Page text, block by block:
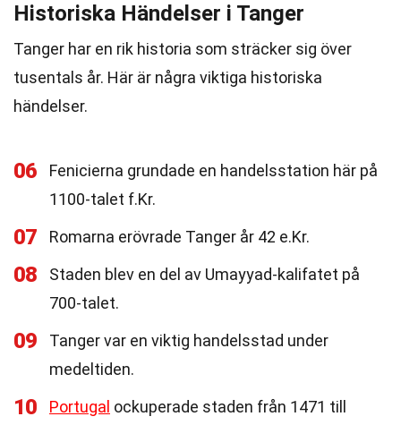
Historiska Händelser i Tanger
Tanger har en rik historia som sträcker sig över
tusentals år. Här är några viktiga historiska
händelser.
06
Fenicierna grundade en handelsstation här på
1100-talet f.Kr.
07 Romarna erövrade Tanger år 42 e.Kr.
08
Staden blev en del av Umayyad-kalifatet på
700-talet.
09
Tanger var en viktig handelsstad under
medeltiden.
10 Portugal ockuperade staden från 1471 till